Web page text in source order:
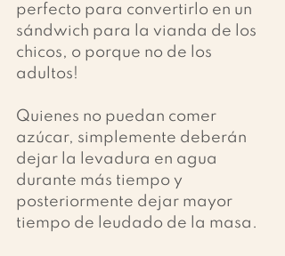
perfecto para convertirlo en un
sándwich para la vianda de los
chicos, o porque no de los
adultos!
Quienes no puedan comer
azúcar, simplemente deberán
dejar la levadura en agua
durante más tiempo y
posteriormente dejar mayor
tiempo de leudado de la masa.